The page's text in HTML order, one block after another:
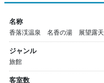
名称
香落渓温泉 名香の湯 展望露
ジャンル
旅館
客室数